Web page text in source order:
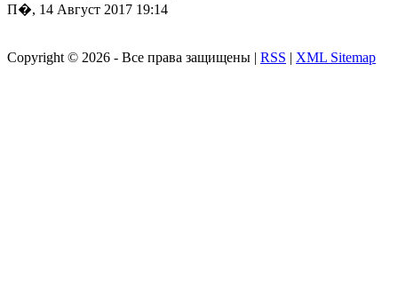
П�, 14 Август 2017 19:14
Copyright © 2026 - Все права защищены | RSS | XML Sitemap